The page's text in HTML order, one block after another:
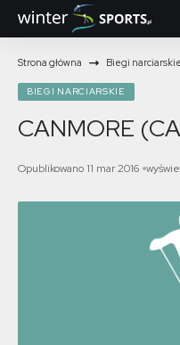
Strona główna Biegi narciarskie
BIEGI NARCIARSKIE
CANMORE
Opublikowano 11 mar 2016